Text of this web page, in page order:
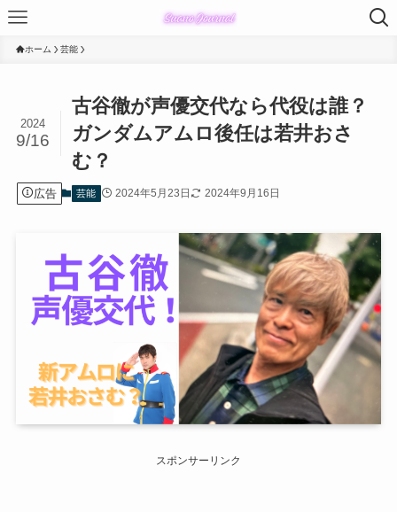
ホーム 芸能
古谷徹が声優交代なら代役は誰？
ガンダムアムロ後任は若井おさ
む？
2024
9/16
広告 芸能 2024年5月23日 2024年9月16日
スポンサーリンク